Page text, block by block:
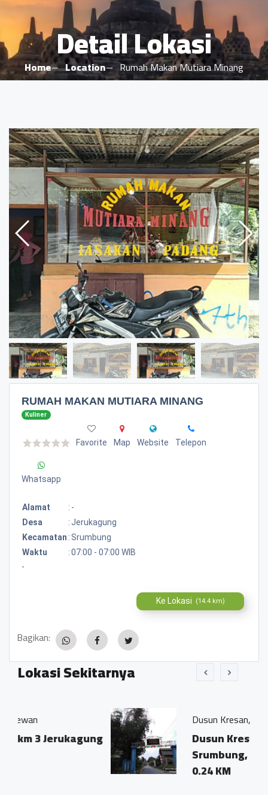
Detail Lokasi
Home Location Rumah Makan Mutiara Minang
RUMAH MAKAN MUTIARA MINANG
Kuliner
Favorite Map Website Telepon
Whatsapp
Alamat : -
Desa
: Jerukagung
Kecamatan : Srumbung
Waktu
:07:00 - 07:00 WIB
-
Ke Lokasi (14.4 km)
Bagikan:
Lokasi Sekitarnya
Dusun Kresan, Jerukagung
Dusun Kresan, Jerukagung,
Srumbung, Magelang
0.24 KM